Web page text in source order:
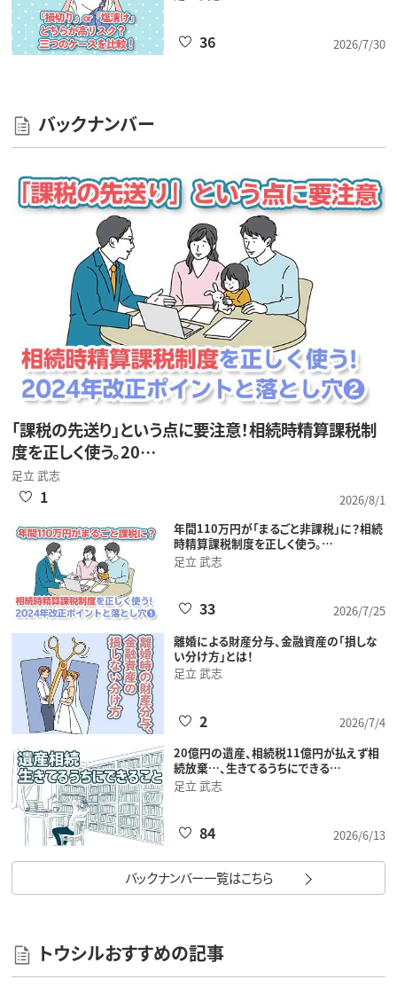
2026/7/30
36
バックナンバー
「課税の先送り」という点に要注意！相続時精算課税制
度を正しく使う。20…
足立 武志
2026/8/1
1
年間110万円が「まるごと非課税」に？相続
時精算課税制度を正しく使う。…
足立 武志
2026/7/25
33
離婚による財産分与、金融資産の「損しな
い分け方」とは！
足立 武志
2026/7/4
2
20億円の遺産、相続税11億円が払えず相
続放棄…、生きてるうちにできる…
足立 武志
2026/6/13
84
バックナンバー一覧はこちら
トウシルおすすめの記事